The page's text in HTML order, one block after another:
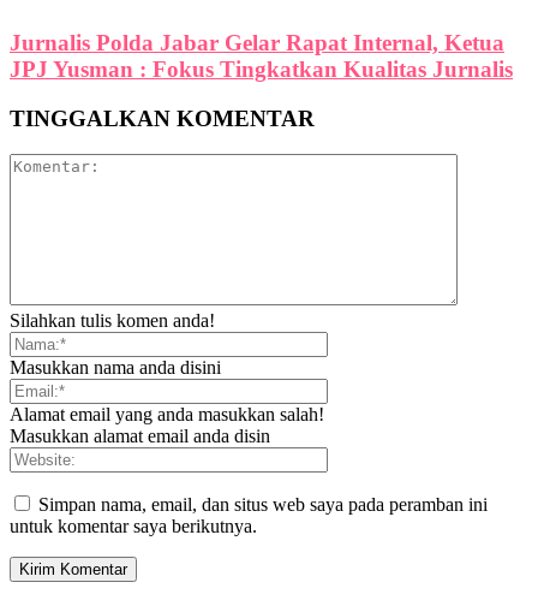
Jurnalis Polda Jabar Gelar Rapat Internal, Ketua
JPJ Yusman : Fokus Tingkatkan Kualitas Jurnalis
TINGGALKAN KOMENTAR
Silahkan tulis komen anda!
Masukkan nama anda disini
Alamat email yang anda masukkan salah!
Masukkan alamat email anda disin
Simpan nama, email, dan situs web saya pada peramban ini
untuk komentar saya berikutnya.